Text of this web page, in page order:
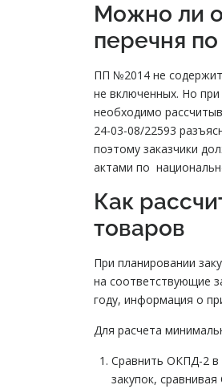
Можно ли
перечня
ПП №2014 не
не включенных. Но
необходимо
24-03-08/22593
поэтому заказчики
актами по
Как
товаров
При планировании
на соответствующие
году, информация о
Для расчета
Сравнить ОКПД-2 в
закупок,